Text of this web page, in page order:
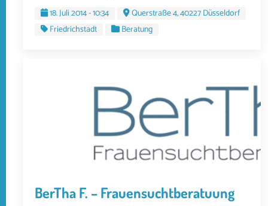
18. Juli 2014 - 10:34
Querstraße 4, 40227 Düsseldorf
Friedrichstadt
Beratung
BerTha F. – Frauensuchtberatuung